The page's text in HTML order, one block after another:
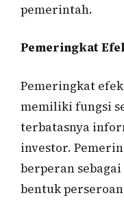
pemerintah.
Pemeringkat
Pemeringkat
memiliki fungsi
terbatasnya
investor.
berperan
bentuk